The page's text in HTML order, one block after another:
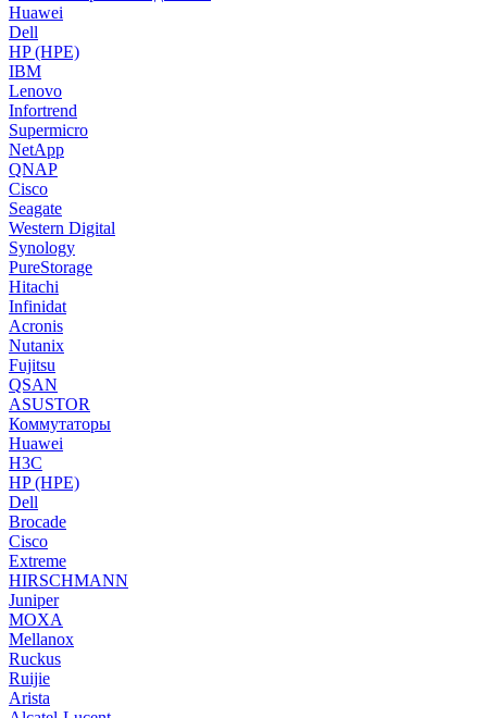
Huawei
Dell
HP (HPE)
IBM
Lenovo
Infortrend
Supermicro
NetApp
QNAP
Cisco
Seagate
Western Digital
Synology
PureStorage
Hitachi
Infinidat
Acronis
Nutanix
Fujitsu
QSAN
ASUSTOR
Коммутаторы
Huawei
H3C
HP (HPE)
Dell
Brocade
Cisco
Extreme
HIRSCHMANN
Juniper
MOXA
Mellanox
Ruckus
Ruijie
Arista